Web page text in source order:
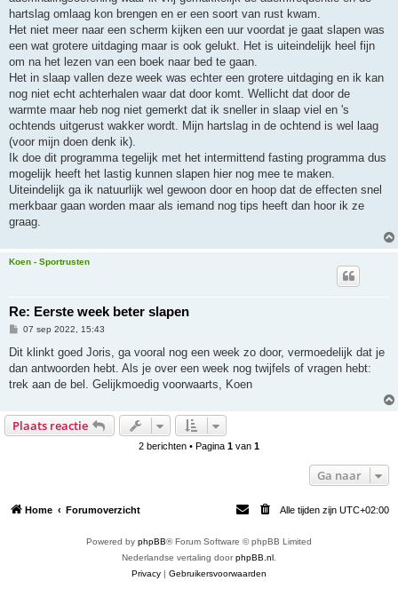
hartslag omlaag kon brengen en er een soort van rust kwam.
Het niet meer naar een scherm kijken een uur voordat je gaat slapen was
een wat grotere uitdaging maar is ook gelukt. Het is uiteindelijk heel fijn
om na het lezen van een boek naar bed te gaan.
Het in slaap vallen deze week was echter een grotere uitdaging en ik kan
nog niet echt achterhalen waar dat door komt. Wellicht dat door de
warmte maar heb nog niet gemerkt dat ik sneller in slaap viel en 's
ochtends uitgerust wakker wordt. Mijn hartslag in de ochtend is wel laag
(voor mijn doen denk ik).
Ik doe dit programma tegelijk met het intermittend fasting programma dus
mogelijk heeft het lastig kunnen slapen hier nog mee te maken.
Uiteindelijk ga ik natuurlijk wel gewoon door en hoop dat de effecten snel
merkbaar gaan worden maar als iemand nog tips heeft dan hoor ik ze
graag.
Koen - Sportrusten
Re: Eerste week beter slapen
B
r
c
h
07 sep 2022, 15:43
Dit klinkt goed Joris, ga vooral nog een week zo door, vermoedelijk dat je
dan antwoorden hebt. Als je over een week nog twijfels of vragen hebt:
trek aan de bel. Gelijkmoedig voorwaarts, Koen
Plaats reactie
2 berichten • Pagina 1 van 1
Ga naar
Home Forumoverzicht Alle tijden zijn UTC+02:00
Powered by phpBB® Forum Software © phpBB Limited
Nederlandse vertaling doorphpBB.nl
Privacy | Gebruikersvoorwaarden